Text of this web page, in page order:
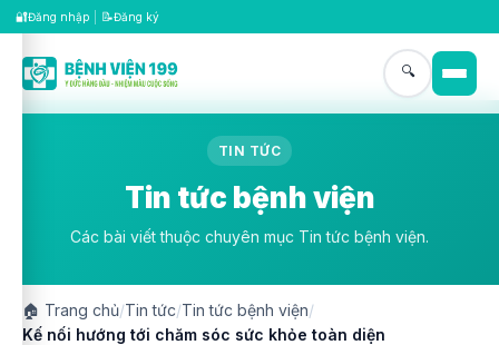
🔐Đăng nhập 📝Đăng ký
🔍
TIN TỨC
Tin tức bệnh viện
Các bài viết thuộc chuyên mục Tin tức bệnh viện.
🏠 Trang chủ/Tin tức/Tin tức bệnh viện/
Kế nối hướng tới chăm sóc sức khỏe toàn diện